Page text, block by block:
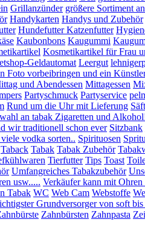
Grillanzünder größere Sortiment
Handykarten Handys und Zubehör
Hundefutter Katzenfutter
Kaubonbons Kaugummi
Kosmetikartikel für Frau
Geldautomat Leergut
Foto vorbeibringen und ein
und Abendessen Mittagessen
Partyschmuck Partyservice
Rund um die Uhr mit Lieferung
an tabak Zigaretten und
wir traditionell schon ever Sitzbank
vodka sorten.. Spirituosen
Taback Tabak Tabak Zubehör
Tierfutter Tips Toast
Umfangreiches Tabakzubehör
usw..... Verkäufer kann mit
Tabak WC Web Cam Webstoffe
Grundversorger von soft bis
Zahnbürsten Zahnpasta